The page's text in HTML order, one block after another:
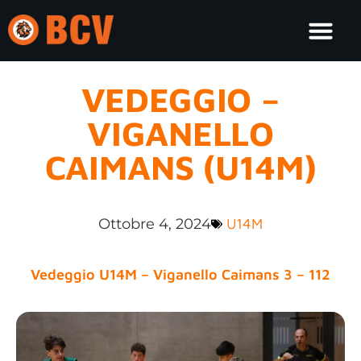
VEDEGGIO –
VIGANELLO
CAIMANS (U14M)
Ottobre 4, 2024 U14M
Vedeggio U14M – Viganello Caimans 3 – 112